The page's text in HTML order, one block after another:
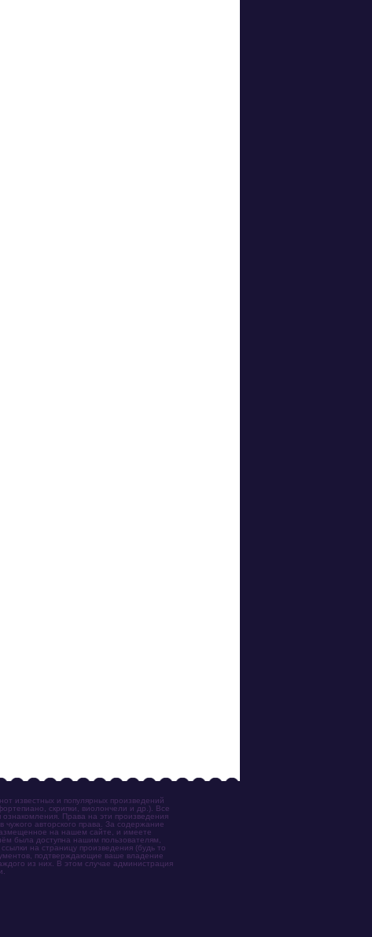
известных и популярных произведений
скрипки, виолончели и др.). Все
Права на эти произведения
авторского права. За содержание
на нашем сайте, и имеете
была доступна нашим пользователям,
на страницу произведения (будь то
подтверждающие ваше владение
из них. В этом случае администрация